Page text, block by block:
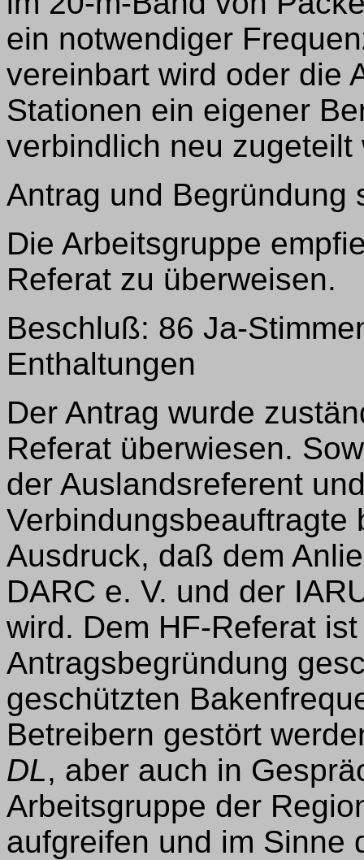
ein notwendiger
vereinbart wird oder die
Stationen ein eigener
verbindlich neu zugeteilt
Antrag und Begründung
Die Arbeitsgruppe
Referat zu überweisen.
Beschluß: 86 Ja-
Enthaltungen
Der Antrag wurde
Referat überwiesen.
der Auslandsreferent
Verbindungsbeauftragte
Ausdruck, daß dem
DARC e. V. und der
wird. Dem HF-Referat
Antragsbegründung
geschützten
Betreibern gestört
DL, aber auch in
Arbeitsgruppe der
aufgreifen und im Sinne